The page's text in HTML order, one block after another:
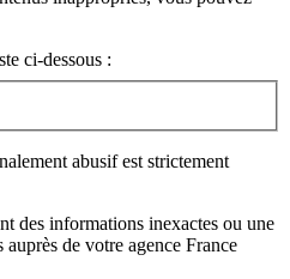
ci-dessous :
abusif est strictement
des informations inexactes ou une
auprès de votre agence France